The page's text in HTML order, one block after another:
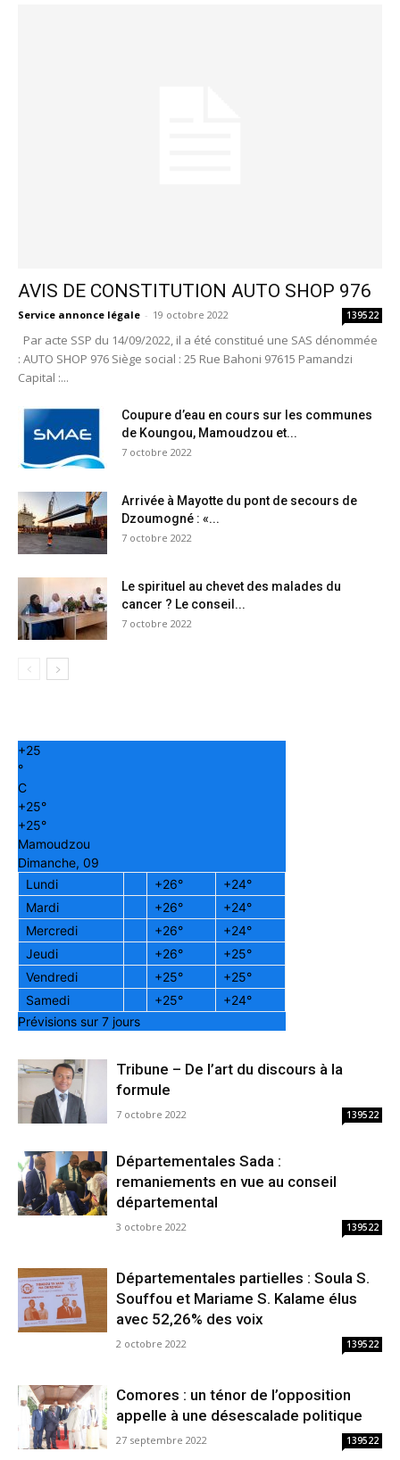
AVIS DE CONSTITUTION AUTO SHOP 976
Service annonce légale - 19 octobre 2022 139522
Par acte SSP du 14/09/2022, il a été constitué une SAS dénommée
: AUTO SHOP 976 Siège social : 25 Rue Bahoni 97615 Pamandzi
Capital :...
Coupure d’eau en cours sur les communes
de Koungou, Mamoudzou et...
7 octobre 2022
Arrivée à Mayotte du pont de secours de
Dzoumogné : «...
7 octobre 2022
Le spirituel au chevet des malades du
cancer ? Le conseil...
7 octobre 2022
+25
°
C
+25°
+25°
Mamoudzou
Dimanche, 09
Lundi
+26° +24°
Mardi
+26° +24°
Mercredi
+26° +24°
Jeudi
+26° +25°
Vendredi
+25° +25°
Samedi
+25° +24°
Prévisions sur 7 jours
Tribune – De l’art du discours à la
formule
7 octobre 2022 139522
Départementales Sada :
remaniements en vue au conseil
départemental
3 octobre 2022 139522
Départementales partielles : Soula S.
Souffou et Mariame S. Kalame élus
avec 52,26% des voix
2 octobre 2022 139522
Comores : un ténor de l’opposition
appelle à une désescalade politique
27 septembre 2022 139522